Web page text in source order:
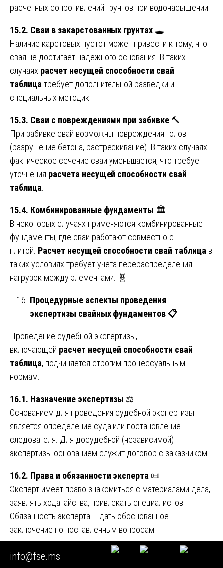
расчетных сопротивлений грунтов при водонасыщении.
15.2. Сваи в закарстованных грунтах 🕳️
Наличие карстовых пустот может привести к тому, что
свая не достигает надежного основания. В таких
случаях расчет несущей способности свай
таблица требует дополнительной разведки и
специальных методик.
15.3. Сваи с повреждениями при забивке 🔨
При забивке свай возможны повреждения голов
(разрушение бетона, растрескивание). В таких случаях
фактическое сечение сваи уменьшается, что требует
уточнения расчета несущей способности свай
таблица
15.4. Комбинированные фундаменты 🏛️
В некоторых случаях применяются комбинированные
фундаменты, где сваи работают совместно с
плитой. Расчет несущей способности свай таблица в
таких условиях требует учета перераспределения
нагрузок между элементами. 🧬
Процедурные аспекты проведения
экспертизы свайных фундаментов📋
Проведение судебной экспертизы,
включающей расчет несущей способности свай
таблица, подчиняется строгим процессуальным
нормам:
16.1. Назначение экспертизы ⚖️
Основанием для проведения судебной экспертизы
является определение суда или постановление
следователя. Для досудебной (независимой)
экспертизы основанием служит договор с заказчиком.
16.2. Права и обязанности эксперта 📜
Эксперт имеет право знакомиться с материалами дела,
заявлять ходатайства, привлекать специалистов.
Обязанность эксперта – дать обоснованное
заключение по поставленным вопросам.
16.3. Осмотр объекта
info@fse.ms